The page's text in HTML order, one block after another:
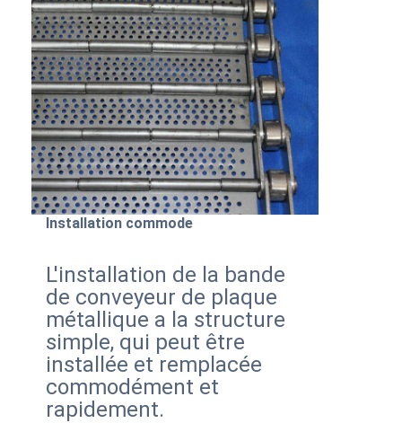
Installation commode
L'installation de la bande
de conveyeur de plaque
métallique a la structure
simple, qui peut être
installée et remplacée
commodément et
rapidement.